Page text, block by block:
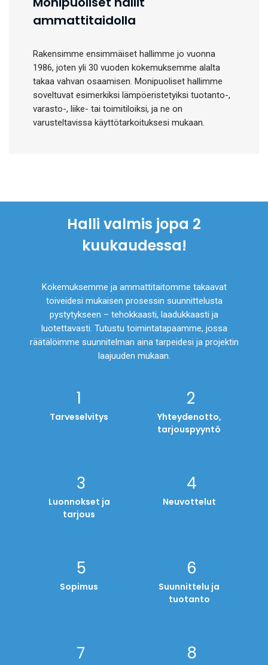
ammattitaidolla
Rakensimme ensimmäiset hallimme jo vuonna
1986, joten yli 30 vuoden kokemuksemme alalta
takaa vahvan osaamisen. Monipuoliset hallimme
soveltuvat esimerkiksi lämpöeristetyiksi tuotanto-,
varasto-, liike- tai toimitiloiksi, ja ne on
varusteltavissa käyttötarkoituksesi mukaan.
Halli valmis jopa 2
kuukaudessa!
Kokemuksemme ja ammattitaitomme takaavat
toiveidesi mukaisen prosessin suunnittelusta
pystytykseen – tehokkaasti, laadukkaasti ja
luotettavasti. Tutustu toimintatapaamme, jossa
räätälöimme suunnitelman aina tarpeidesi ja projektin
laajuuden mukaan.
Tarveselvitys
Yhteydenotto,
tarjouspyyntö
Luonnokset ja
tarjous
Neuvottelut
Sopimus
Suunnittelu ja
tuotanto